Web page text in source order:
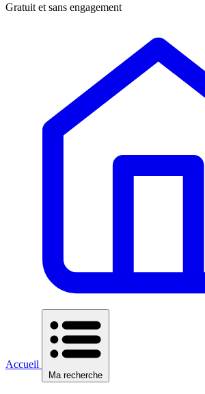
Gratuit et sans engagement
Accueil
Ma recherche